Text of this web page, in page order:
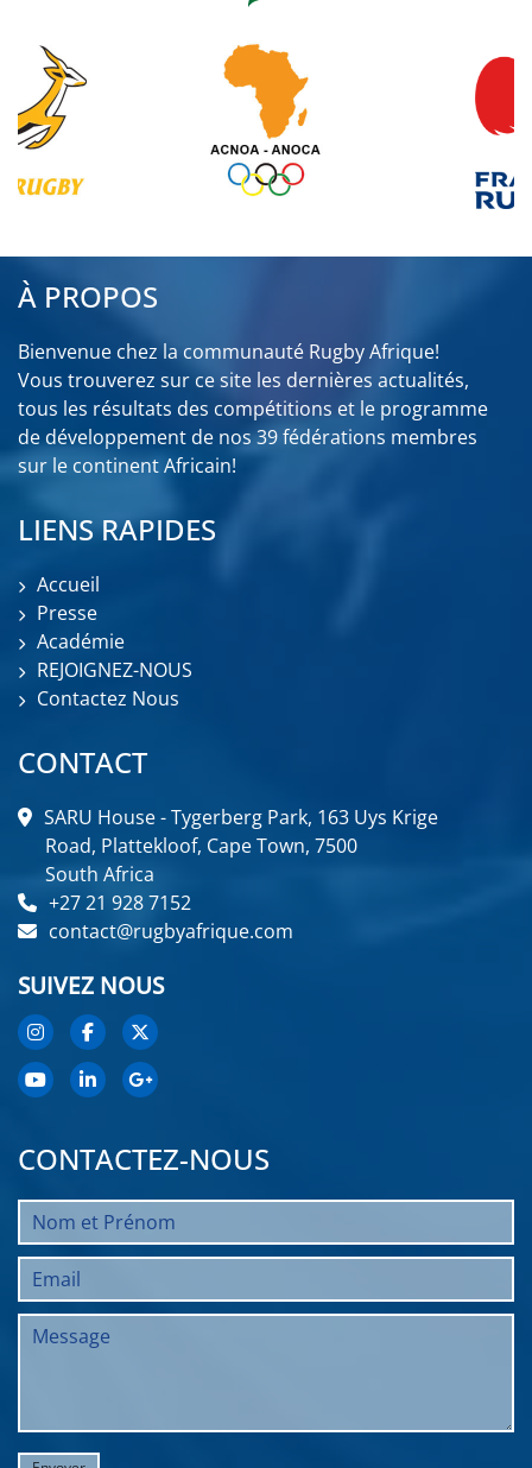
À PROPOS
Bienvenue chez la communauté Rugby Afrique!
Vous trouverez sur ce site les dernières actualités,
tous les résultats des compétitions et le programme
de développement de nos 39 fédérations membres
sur le continent Africain!
LIENS RAPIDES
Accueil
Presse
Académie
REJOIGNEZ-NOUS
Contactez Nous
CONTACT
SARU House - Tygerberg Park, 163 Uys Krige
Road, Plattekloof, Cape Town, 7500
South Africa
+27 21 928 7152
contact@rugbyafrique.com
SUIVEZ NOUS
CONTACTEZ-NOUS